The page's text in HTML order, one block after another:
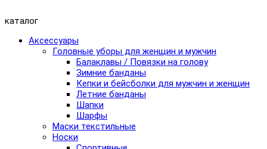
каталог
Аксессуары
Головные уборы для женщин и мужчин
Балаклавы / Повязки на голову
Зимние банданы
Кепки и бейсболки для мужчин и женщин
Летние банданы
Шапки
Шарфы
Маски текстильные
Носки